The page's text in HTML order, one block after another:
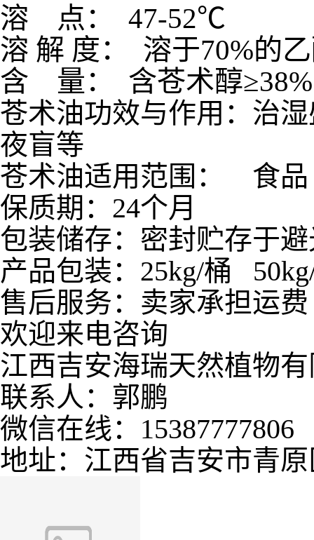
溶
点： 47-52℃
溶 解 度： 溶于70%的
含
量： 含苍术醇≥38%
苍术油功效与作用：治
夜盲等
苍术油适用范围： 食品
保质期：24个月
包装储存：密封贮存于
产品包装：25kg/桶
售后服务：卖家承担运
欢迎来电咨询
江西吉安海瑞天然植物
联系人：郭鹏
微信在线：15387777806
地址：江西省吉安市青